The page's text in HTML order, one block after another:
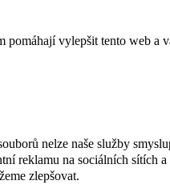
vylepšit tento web a
nelze naše služby
reklamu na sociálních sítích
zlepšovat.